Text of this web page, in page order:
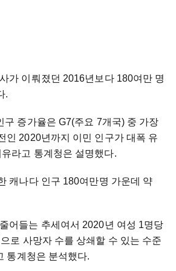
가 이뤄졌던 2016년보다 180여만 명
.
구 증가율은 G7(주요 7개국) 중 가장
인 2020년까지 이민 인구가 대폭 유
라고 통계청은 설명했다.
캐나다 인구 180여만명 가운데 약
어들는 추세여서 2020년 여성 1명당
로 사망자 수를 상쇄할 수 있는 수준
통계청은 분석했다.